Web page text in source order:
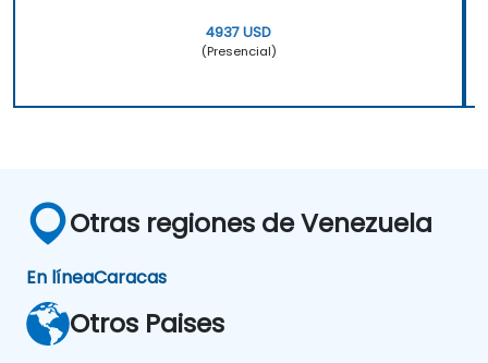
4937 USD
(Presencial)
Otras regiones de Venezuela
En líneaCaracas
Otros Paises